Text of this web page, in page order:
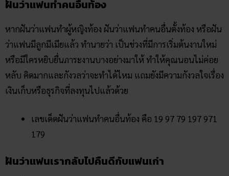
ฝันว่าแฟนทำคนอื่นท้อง
หากฝันว่าแฟนทำผู้หญิงท้อง ฝันว่าแฟนทำคนอื่นตั้งท้อง หรือฝัน
ว่าแฟนมีลูกมีเมียแล้ว ทำนายว่า เป็นช่วงที่มีการเริ่มต้นงานใหม่
หรือมีใครหยิบยื่นภาระงานบางอย่างมาให้ ทำให้คุณนอนไม่ค่อย
หลับ คิดมากและกังวลว่าจะทำได้ไหม แถมยังมีความกังวลใจเรื่อง
เงินเก็บหรือธุรกิจที่ลงทุนไปแล้วด้วย
เลขเด็ดฝันว่าแฟนทำคนอื่นท้อง คือ 19 97 79 197 971
179
ฝันว่าแฟนเรากลับไปคืนดีกับแฟนเก่า